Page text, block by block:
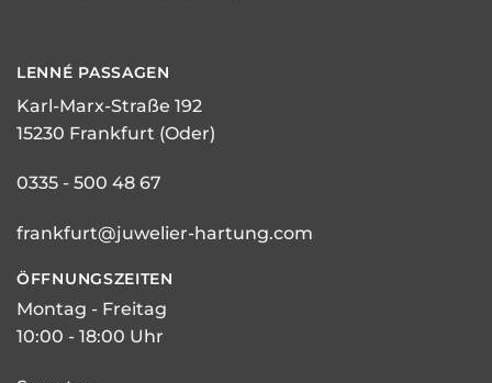
LENNÉ PASSAGEN
Karl-Marx-Straße 192
15230 Frankfurt (Oder)
0335 - 500 48 67
frankfurt@juwelier-hartung.com
ÖFFNUNGSZEITEN
Montag - Freitag
10:00 - 18:00 Uhr